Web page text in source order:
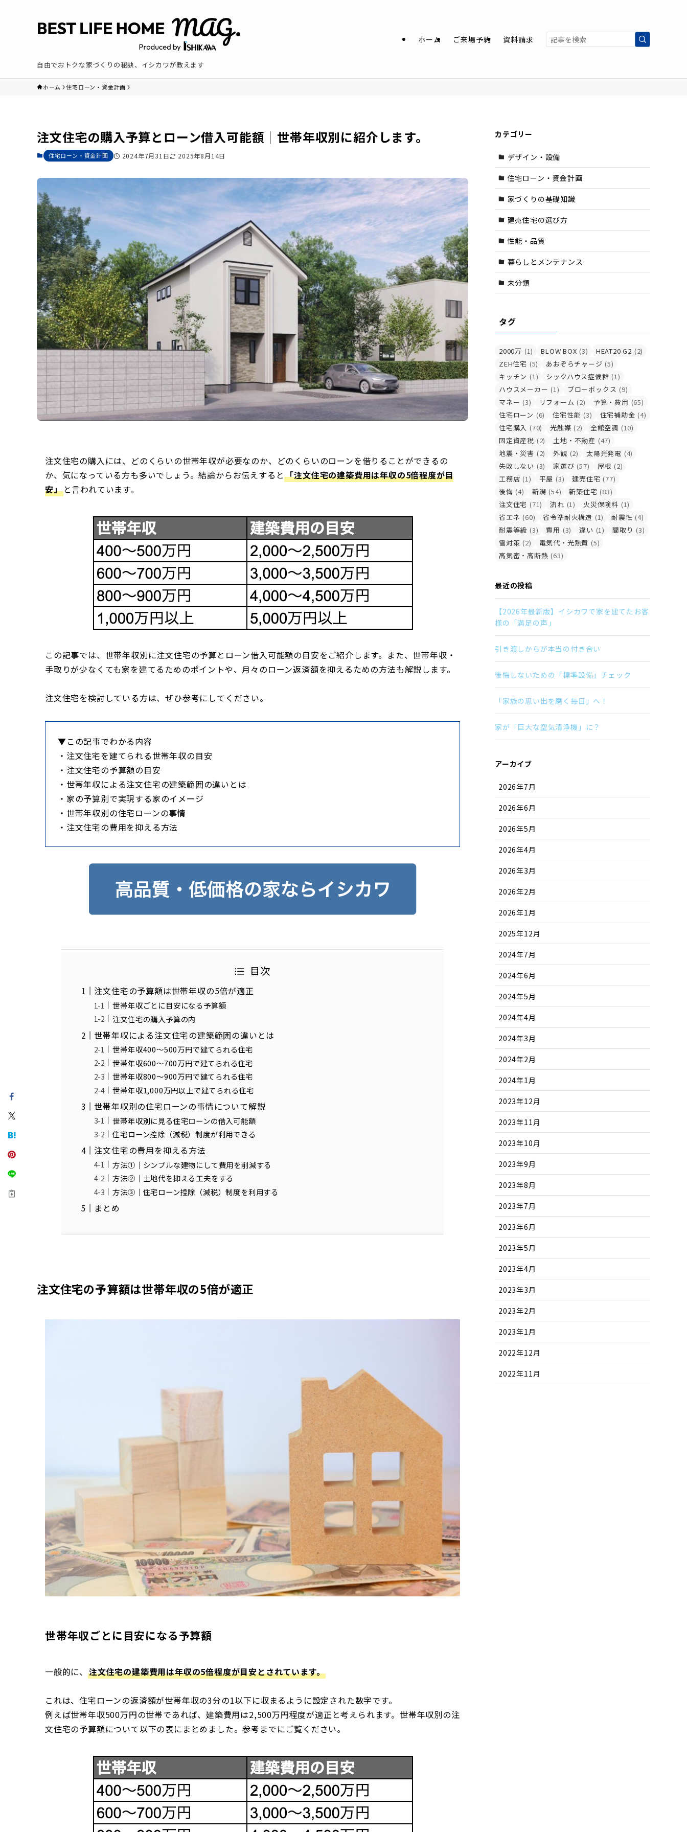
自由でおトクな家づくりの秘訣、イシカワが教えます
ホーム ご来場予約 資料請求
ホーム 住宅ローン・資金計画
注文住宅の購入予算とローン借入可能額｜世帯年収別に紹介します。
住宅ローン・資金計画 2024年7月31日 2025年8月14日
注文住宅の購入には、どのくらいの世帯年収が必要なのか、どのくらいのローンを借りることができるの
か、気になっている方も多いでしょう。結論からお伝えすると「注文住宅の建築費用は年収の5倍程度が目
安」と言われています。
この記事では、世帯年収別に注文住宅の予算とローン借入可能額の目安をご紹介します。また、世帯年収・
手取りが少なくても家を建てるためのポイントや、月々のローン返済額を抑えるための方法も解説します。
注文住宅を検討している方は、ぜひ参考にしてください。
▼この記事でわかる内容
・注文住宅を建てられる世帯年収の目安
・注文住宅の予算額の目安
・世帯年収による注文住宅の建築範囲の違いとは
・家の予算別で実現する家のイメージ
・世帯年収別の住宅ローンの事情
・注文住宅の費用を抑える方法
目次
注文住宅の予算額は世帯年収の5倍が適正
世帯年収ごとに目安になる予算額
注文住宅の購入予算の内
世帯年収による注文住宅の建築範囲の違いとは
世帯年収400～500万円で建てられる住宅
世帯年収600～700万円で建てられる住宅
世帯年収800～900万円で建てられる住宅
世帯年収1,000万円以上で建てられる住宅
世帯年収別の住宅ローンの事情について解説
世帯年収別に見る住宅ローンの借入可能額
住宅ローン控除（減税）制度が利用できる
注文住宅の費用を抑える方法
方法①｜シンプルな建物にして費用を削減する
方法②｜土地代を抑える工夫をする
方法③｜住宅ローン控除（減税）制度を利用する
まとめ
注文住宅の予算額は世帯年収の5倍が適正
世帯年収ごとに目安になる予算額
一般的に、 注文住宅の建築費用は年収の5倍程度が目安とされています。
これは、住宅ローンの返済額が世帯年収の3分の1以下に収まるように設定された数字です。
例えば世帯年収500万円の世帯であれば、建築費用は2,500万円程度が適正と考えられます。世帯年収別の注
文住宅の予算額について以下の表にまとめました。参考までにご覧ください。
カテゴリー
デザイン・設備
住宅ローン・資金計画
家づくりの基礎知識
建売住宅の選び方
性能・品質
暮らしとメンテナンス
未分類
タグ
2000万 (1) BLOW BOX (3) HEAT20 G2 (2)
ZEH住宅 (5) あおぞらチャージ (5)
キッチン (1) シックハウス症候群 (1)
ハウスメーカー (1) ブローボックス (9)
マネー (3) リフォーム (2) 予算・費用 (65)
住宅ローン (6) 住宅性能 (3) 住宅補助金 (4)
住宅購入 (70) 光触媒 (2) 全館空調 (10)
固定資産税 (2) 土地・不動産 (47)
地震・災害 (2) 外観 (2) 太陽光発電 (4)
失敗しない (3) 家選び (57) 屋根 (2)
工務店 (1) 平屋 (3) 建売住宅 (77)
後悔 (4) 新潟 (54) 新築住宅 (83)
注文住宅 (71) 流れ (1) 火災保険料 (1)
省エネ (60) 省令準耐火構造 (1) 耐震性 (4)
耐震等級 (3) 費用 (3) 違い (1) 間取り (3)
雪対策 (2) 電気代・光熱費 (5)
高気密・高断熱 (63)
最近の投稿
【2026年最新版】イシカワで家を建てたお客
様の「満足の声」
引き渡しからが本当の付き合い
後悔しないための「標準設備」チェック
「家族の思い出を磨く毎日」へ！
家が「巨大な空気清浄機」に？
アーカイブ
2026年7月
2026年6月
2026年5月
2026年4月
2026年3月
2026年2月
2026年1月
2025年12月
2024年7月
2024年6月
2024年5月
2024年4月
2024年3月
2024年2月
2024年1月
2023年12月
2023年11月
2023年10月
2023年9月
2023年8月
2023年7月
2023年6月
2023年5月
2023年4月
2023年3月
2023年2月
2023年1月
2022年12月
2022年11月